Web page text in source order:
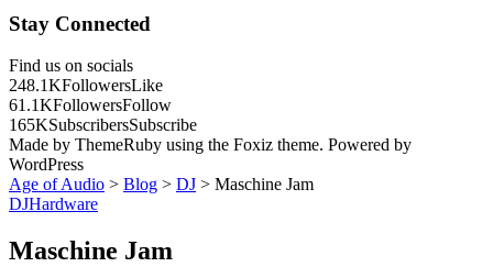
Stay Connected
Find us on socials
248.1KFollowersLike
61.1KFollowersFollow
165KSubscribersSubscribe
Made by ThemeRuby using the Foxiz theme. Powered by
WordPress
Age of Audio > Blog > DJ > Maschine Jam
DJHardware
Maschine Jam